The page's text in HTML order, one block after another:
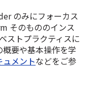
のみにフォーカス
そのもののインス
ストプラクティスに
要や基本操作を学
メントなどをご参